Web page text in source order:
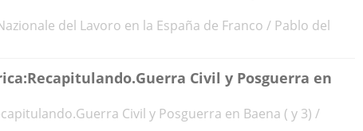
del Lavoro en la España de Franco / Pablo del
Civil y Posguerra en
Civil y Posguerra en Baena ( y 3) /